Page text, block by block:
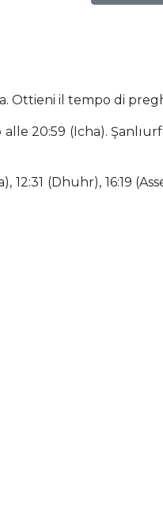
Ottieni il tempo di
20:59 (Icha).
(Dhuhr), 16:19